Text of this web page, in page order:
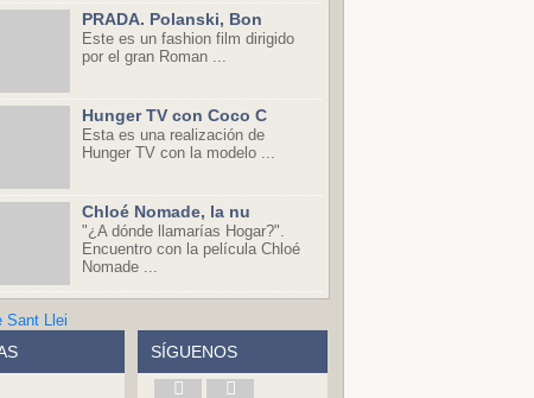
PRADA. Polanski, Bon
Este es un fashion film dirigido
por el gran Roman ...
Hunger TV con Coco C
Esta es una realización de
Hunger TV con la modelo ...
Chloé Nomade, la nu
"¿A dónde llamarías Hogar?".
Encuentro con la película Chloé
Nomade ...
SÍGUENOS